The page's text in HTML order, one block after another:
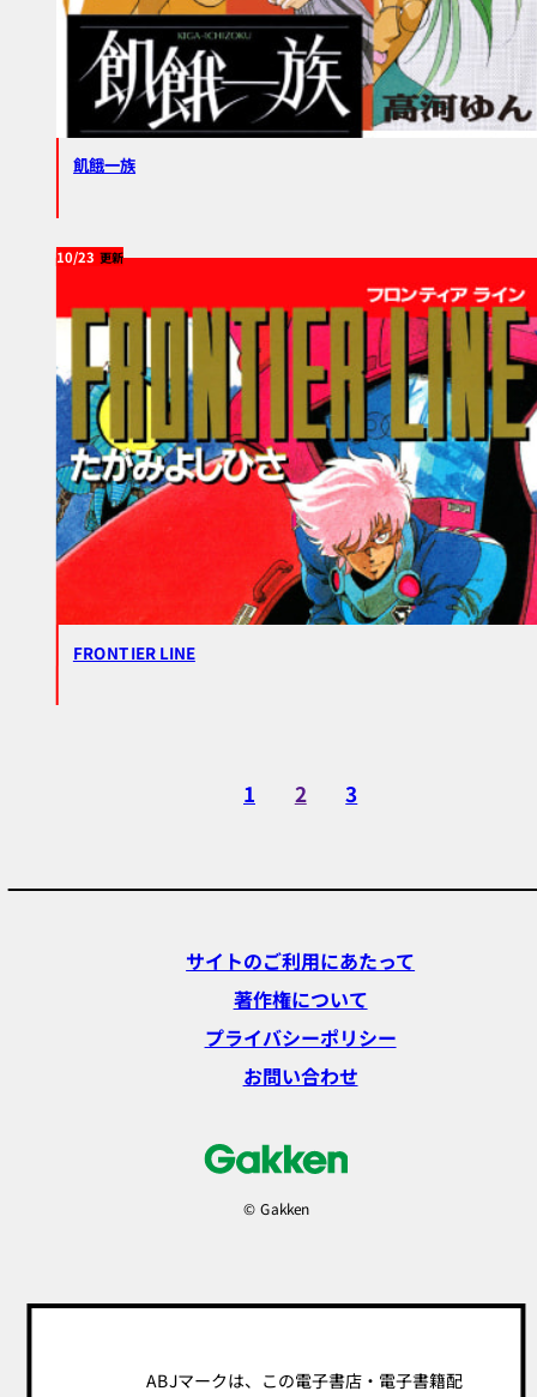
飢餓一族
10/23
FRONTIER LINE
1 2 3
サイトのご利用にあたって
著作権について
プライバシーポリシー
お問い合わせ
© Gakken
ABJマークは、この電子書店・電子書籍配